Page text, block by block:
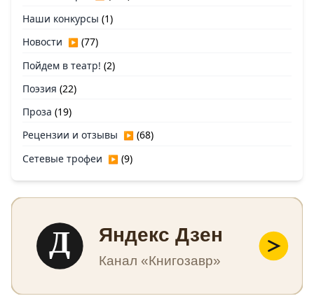
Наши конкурсы (1)
Новости ▶ (77)
Пойдем в театр! (2)
Поэзия (22)
Проза (19)
Рецензии и отзывы ▶ (68)
Сетевые трофеи ▶ (9)
Д Яндекс Дзен
Канал «Книгозавр»